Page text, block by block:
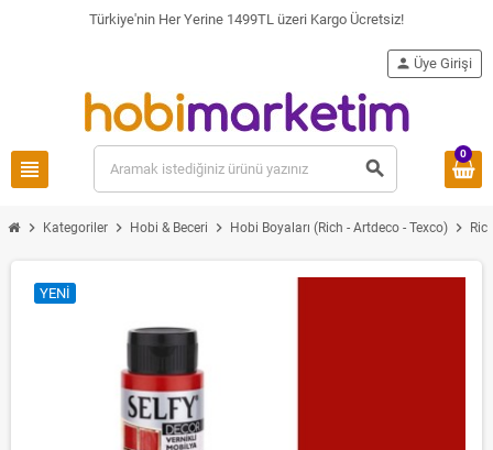
Türkiye'nin Her Yerine 1499TL üzeri Kargo Ücretsiz!
view_headline search
person Üye Girişi
0
chevron_right Kategoriler chevron_right Hobi & Beceri chevron_right Hobi Boyaları (Rich - Artdeco - Texco) chevron_right
YENI